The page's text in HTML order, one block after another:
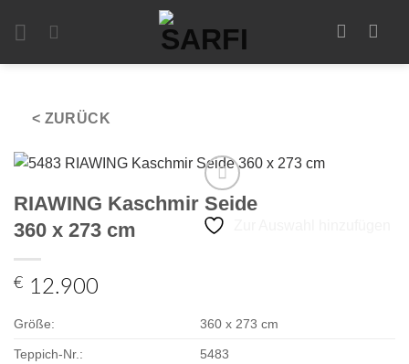
< ZURÜCK
RIAWING Kaschmir Seide
360 x 273 cm
€ 12.900
Größe: 360 x 273 cm
Teppich-Nr.: 5483